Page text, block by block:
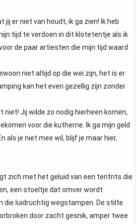
jij er niet van houdt, ik ga zien! Ik heb
tijd te verdoen in dit klotetentje als ik
de paar artiesten die mijn tijd waard
niet altijd op die wei zijn, het is er
kan het even gezellig zijn zonder
niet! Jij wilde zo nodig hierheen komen,
voor die kutherrie. Ik ga mijn geld
als je niet mee wil, blijf je maar hier,
zich met het geluid van een tentrits die
een stoeltje dat omver wordt
die luidruchtig wegstampen. De stilte
door zacht gesnik, amper twee